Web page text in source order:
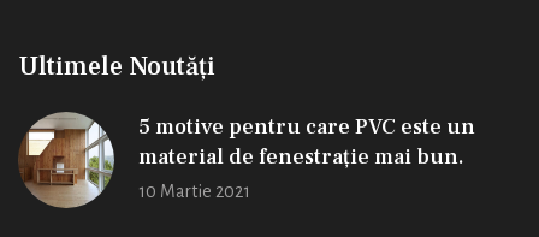
Ultimele Noutăți
5 motive pentru care PVC este un
material de fenestrație mai bun.
10 Martie 2021